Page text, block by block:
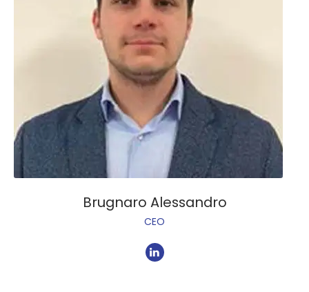
Brugnaro Alessandro
CEO